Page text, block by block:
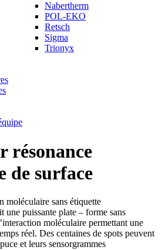
Nabertherm
POL-EKO
Retsch
Sigma
Trionyx
résonance
de surface
moléculaire sans étiquette
puissante plate – forme sans
moléculaire permettant une
réel. Des centaines de spots peuvent
et leurs sensorgrammes